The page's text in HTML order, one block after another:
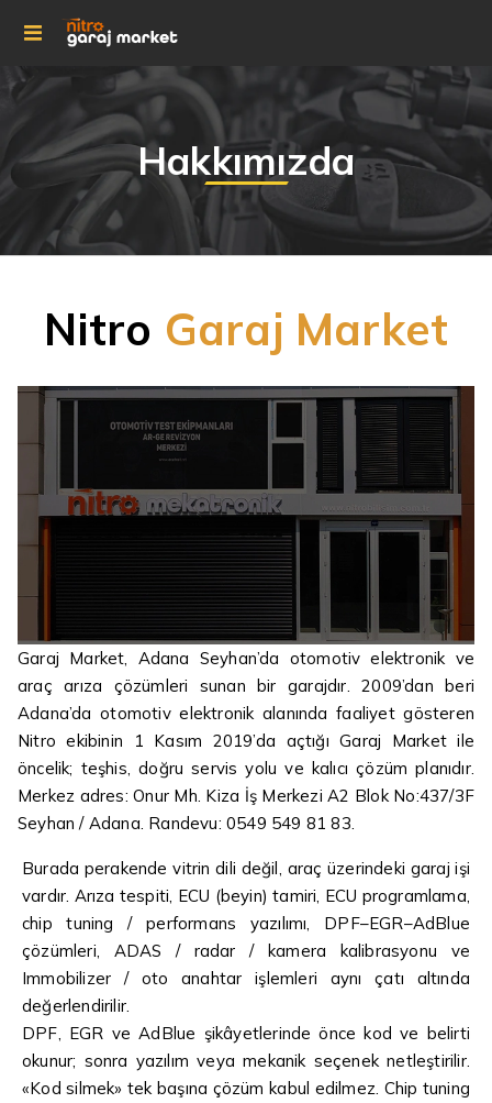
Hakkımızda
Nitro Garaj Market
Garaj Market, Adana Seyhan’da otomotiv elektronik ve
araç arıza çözümleri sunan bir garajdır. 2009’dan beri
Adana’da otomotiv elektronik alanında faaliyet gösteren
Nitro ekibinin 1 Kasım 2019’da açtığıGaraj Marketile
öncelik; teşhis, doğru servis yolu ve kalıcı çözüm planıdır.
Merkez adres: Onur Mh. Kiza İş Merkezi A2 Blok No:437/3F
Seyhan / Adana. Randevu: 0549 549 81 83.
Burada perakende vitrin dili değil, araç üzerindeki garaj işi
vardır. Arıza tespiti ECU (beyin) tamiri ECU programlama
chip tuning / performans yazılımı, DPF–EGR–AdBlue
çözümleri, ADAS / radar / kamera kalibrasyonu ve
Immobilizer / oto anahtar işlemleri aynı çatı altında
değerlendirilir.
DPF
EGR veAdBlue şikâyetlerinde önce kod ve belirti
okunur; sonra yazılım veya mekanik seçenek netleştirilir.
«Kod silmek» tek başına çözüm kabul edilmez. Chip tuning